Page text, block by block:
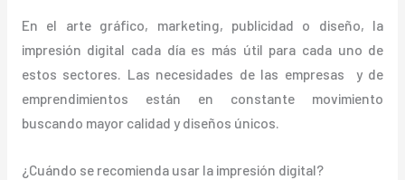
En el arte gráfico, marketing, publicidad o diseño, la
impresión digital cada día es más útil para cada uno de
estos sectores. Las necesidades de las empresas y de
emprendimientos están en constante movimiento
buscando mayor calidad y diseños únicos.
¿Cuándo se recomienda usar la impresión digital?